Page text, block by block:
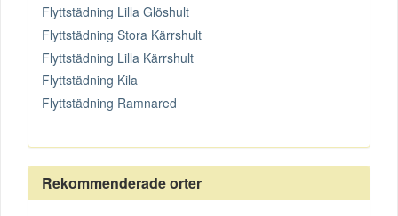
Flyttstädning Lilla Glöshult
Flyttstädning Stora Kärrshult
Flyttstädning Lilla Kärrshult
Flyttstädning Kila
Flyttstädning Ramnared
Rekommenderade orter